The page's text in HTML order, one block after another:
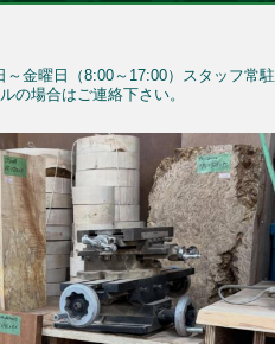
～金曜日（8:00～17:00）スタッフ常駐
の場合はご連絡下さい。